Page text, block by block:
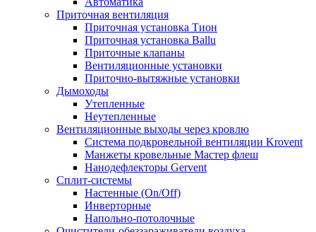
Приточная вентиляция
Приточная установка Тион
Приточная установка Ballu
Приточные клапаны
Вентиляционные установки
Приточно-вытяжные установки
Дымоходы
Утепленные
Неутепленные
Вентиляционные выходы через кровлю
Система подкровельной вентиляции Krovent
Манжеты кровельные Мастер флеш
Нанодефлекторы Gervent
Сплит-системы
Настенные (On/Off)
Инверторные
Напольно-потолочные